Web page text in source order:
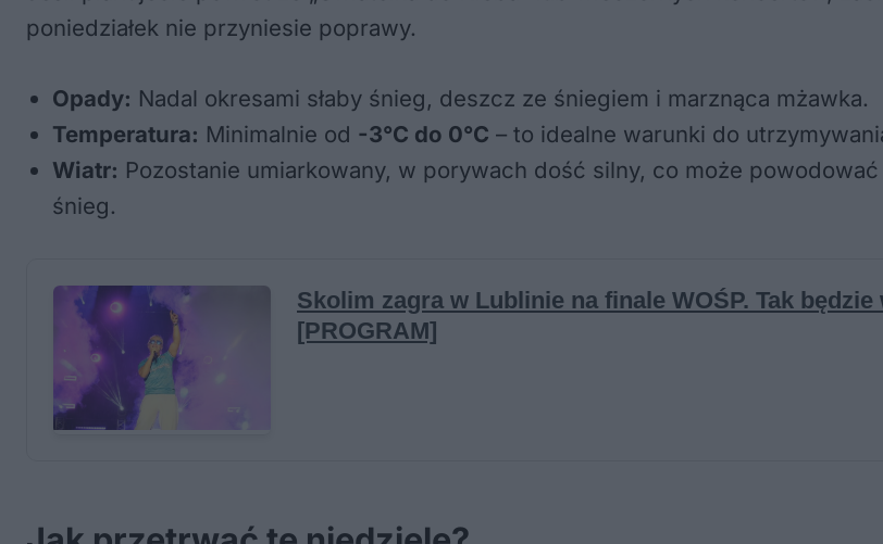
poniedziałek nie przyniesie poprawy.
Opady: Nadal okresami słaby śnieg, deszcz ze śniegiem i marznąca mżawka.
Temperatura: Minimalnie od -3°C do 0°C – to idealne warunki do
Wiatr: Pozostanie umiarkowany, w porywach dość silny, co może
śnieg.